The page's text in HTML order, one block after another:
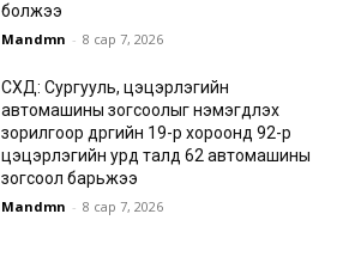
болжээ
Mandmn - 8 сар 7, 2026
СХД: Сургууль, цэцэрлэгийн
автомашины зогсоолыг нэмэгдүүлэх
зорилгоор дүүргийн 19-р хороонд 92-р
цэцэрлэгийн урд талд 62 автомашины
зогсоол барьжээ
Mandmn - 8 сар 7, 2026